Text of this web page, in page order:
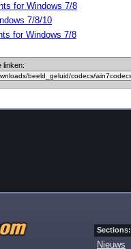
for Windows 7/8
7/8/10
for Windows 7/8
linken:
Sections:
Nieuws